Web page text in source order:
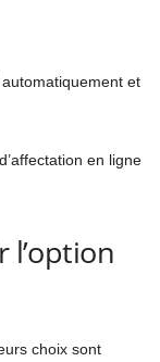
et
en ligne
l’option
choix sont